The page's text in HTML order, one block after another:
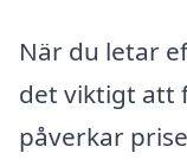
När du letar
det viktigt att
påverkar